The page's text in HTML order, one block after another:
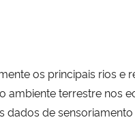
os principais rios e
ambiente terrestre nos
dados de